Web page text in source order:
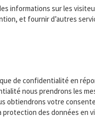
informations sur les
et fournir d’autres
de confidentialité en
nous prendrons les
obtiendrons votre
protection des données en